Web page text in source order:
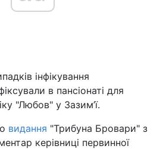
інфікування
в пансіонаті для
"Любов" у Зазим’ї.
видання "Трибуна Бровари" з
керівниці первинної